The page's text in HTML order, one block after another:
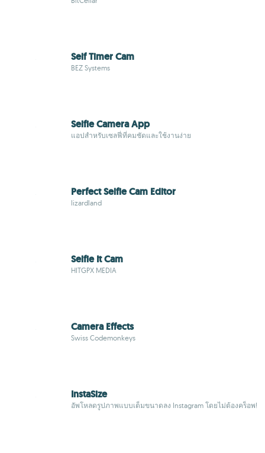
Self Timer Cam
BEZ Systems
Selfie Camera App
แอปสำหรับเซลฟี่ที่คมชัดและใช้งานง่าย
Perfect Selfie Cam Editor
lizardland
Selfie It Cam
HITGPX MEDIA
Camera Effects
Swiss Codemonkeys
InstaSize
อัพโหลดรูปภาพแบบเต็มขนาดลง Instagram โดยไม่ต้องคร็อพ!